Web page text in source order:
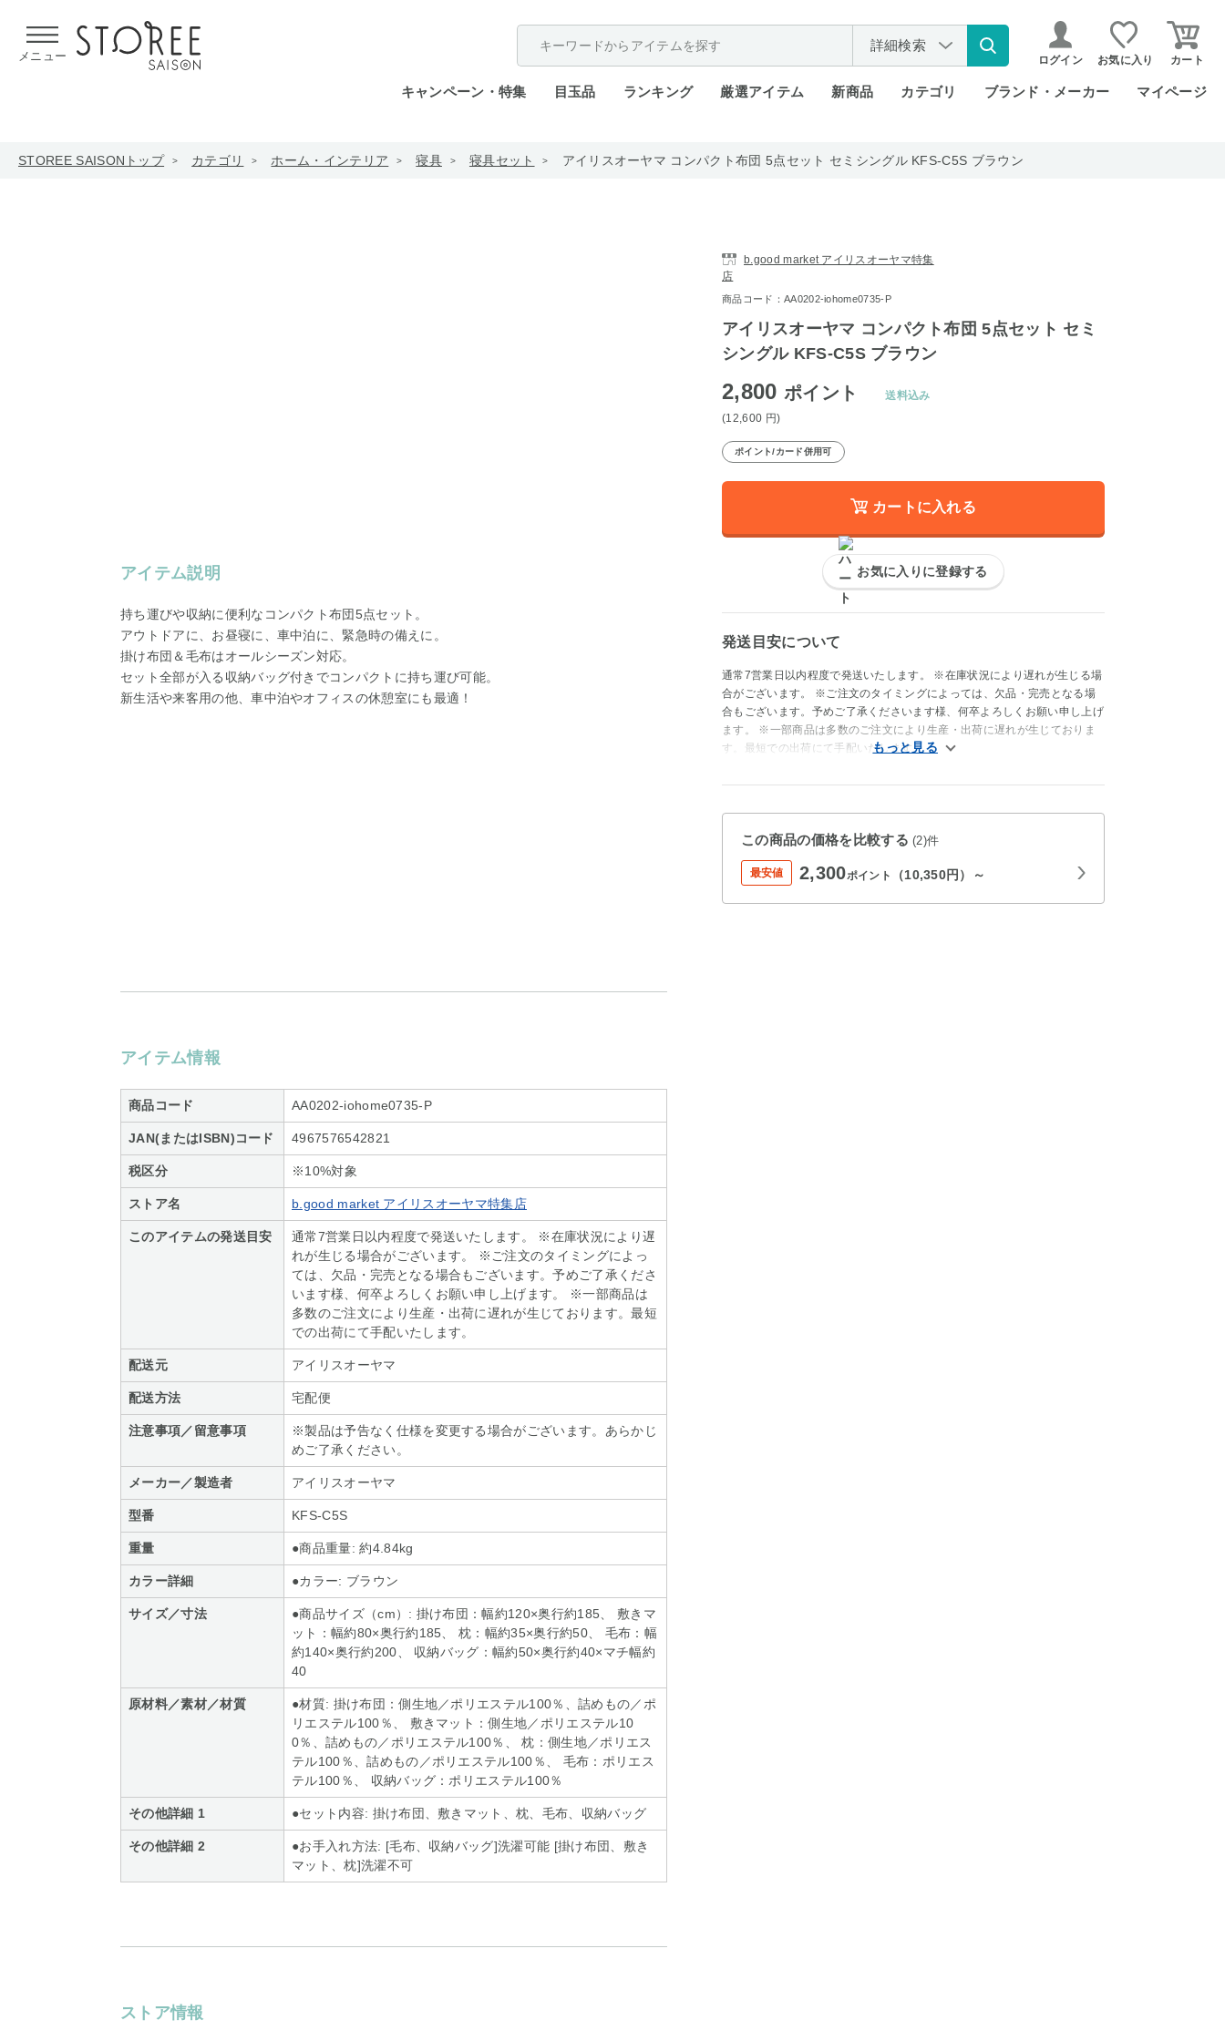
メニュー
詳細検索
ログイン お気に入り カート
キャンペーン・特集 目玉品 ランキング 厳選アイテム 新商品 カテゴリ ブランド・メーカー マイページ
STOREE SAISONトップ カテゴリ ホーム・インテリア 寝具 寝具セット アイリスオーヤマ コンパクト布団 5点セット セミシングル KFS-C5S ブラウン
アイテム説明
持ち運びや収納に便利なコンパクト布団5点セット。
アウトドアに、お昼寝に、車中泊に、緊急時の備えに。
掛け布団＆毛布はオールシーズン対応。
セット全部が入る収納バッグ付きでコンパクトに持ち運び可能。
新生活や来客用の他、車中泊やオフィスの休憩室にも最適！
アイテム情報
商品コード AA0202-iohome0735-P
JAN(またはISBN)コード 4967576542821
税区分 ※10%対象
ストア名 b.good market アイリスオーヤマ特集店
このアイテムの発送目安
通常7営業日以内程度で発送いたします。 ※在庫状況により遅
れが生じる場合がございます。 ※ご注文のタイミングによっ
ては、欠品・完売となる場合もございます。予めご了承くださ
います様、何卒よろしくお願い申し上げます。 ※一部商品は
多数のご注文により生産・出荷に遅れが生じております。最短
での出荷にて手配いたします。
配送元 アイリスオーヤマ
配送方法 宅配便
注意事項／留意事項
※製品は予告なく仕様を変更する場合がございます。あらかじ
めご了承ください。
メーカー／製造者 アイリスオーヤマ
型番 KFS-C5S
重量 ●商品重量: 約4.84kg
カラー詳細 ●カラー: ブラウン
サイズ／寸法
●商品サイズ（cm）: 掛け布団：幅約120×奥行約185、 敷きマ
ット：幅約80×奥行約185、 枕：幅約35×奥行約50、 毛布：幅
約140×奥行約200、 収納バッグ：幅約50×奥行約40×マチ幅約
40
原材料／素材／材質
●材質: 掛け布団：側生地／ポリエステル100％、詰めもの／ポ
リエステル100％、 敷きマット：側生地／ポリエステル10
0％、詰めもの／ポリエステル100％、 枕：側生地／ポリエス
テル100％、詰めもの／ポリエステル100％、 毛布：ポリエス
テル100％、 収納バッグ：ポリエステル100％
その他詳細 1 ●セット内容: 掛け布団、敷きマット、枕、毛布、収納バッグ
その他詳細 2
●お手入れ方法: [毛布、収納バッグ]洗濯可能 [掛け布団、敷き
マット、枕]洗濯不可
ストア情報
b.good market アイリスオーヤマ特集
店
商品コード：AA0202-iohome0735-P
アイリスオーヤマ コンパクト布団 5点セット セミ
シングル KFS-C5S ブラウン
2,800 ポイント
(12,600 円)
送料込み
ポイント/カード併用可
カートに入れる
お気に入りに登録する
発送目安について
通常7営業日以内程度で発送いたします。 ※在庫状況により遅れが生じる場
合がございます。 ※ご注文のタイミングによっては、欠品・完売となる場
合もございます。予めご了承くださいます様、何卒よろしくお願い申し上げ
ます。 ※一部商品は多数のご注文により生産・出荷に遅れが生じておりま
す。最短での出荷にて手配いたします。
この商品の価格を比較する(2)件
最安値 2,300ポイント （10,350円）～